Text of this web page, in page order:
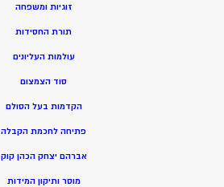
זוגיות ומשפחה
תורת החסידות
עולמות העליונים
סוד הצמצום
הקדמות בעל הסולם
פתיחה לחכמת הקבלה
אברהם יצחק הכהן קוק
מוסר ותיקון המידות